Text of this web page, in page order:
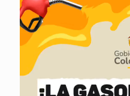
de
vídeo